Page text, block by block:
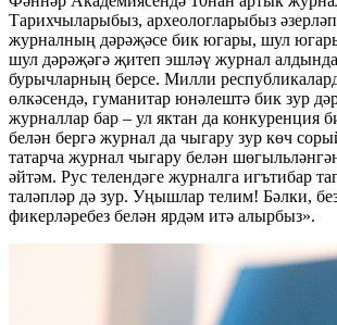
Тарихчыларыбыз, археологларыбыз
журналның дәрәҗәсе бик югары, шул
шул дәрәҗәгә җитеп эшләү журнал
бурычларның берсе. Милли
өлкәсендә, гуманитар юнәлештә бик зур
журналлар бар – ул яктан да конкуренция
белән бергә журнал да чыгару зур көч
татарча журнал чыгару белән
әйтәм. Рус телендәге журналга игътибар
таләпләр дә зур. Уңышлар телим! Бәлки,
фикерләребез белән ярдәм итә алырбыз».